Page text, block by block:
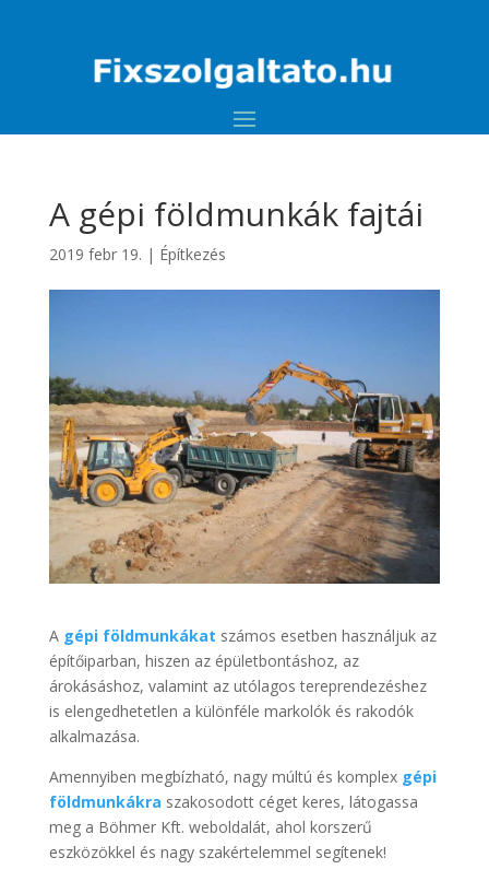
A gépi földmunkák fajtái
2019 febr 19. | Építkezés
A gépi földmunkákat számos esetben használjuk az
építőiparban, hiszen az épületbontáshoz, az
árokásáshoz, valamint az utólagos tereprendezéshez
is elengedhetetlen a különféle markolók és rakodók
alkalmazása.
Amennyiben megbízható, nagy múltú és komplex gépi
földmunkákra szakosodott céget keres, látogassa
meg a Böhmer Kft. weboldalát, ahol korszerű
eszközökkel és nagy szakértelemmel segítenek!